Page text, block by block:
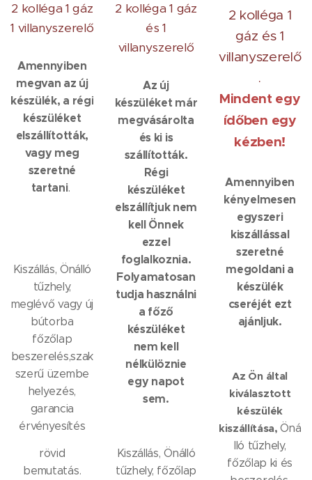
2 kolléga 1 gáz
1 villanyszerelő
Amennyiben
megvan az új
készülék, a régi
készüléket
elszállították,
vagy meg
szeretné
tartani.
Kiszállás, Önálló
tűzhely,
meglévő vagy új
bútorba
főzőlap
beszerelés,szak
szerű üzembe
helyezés,
garancia
érvényesítés
rövid
bemutatás.
2 kolléga 1 gáz
és 1
villanyszerelő
Az új
készüléket már
megvásárolta
és ki is
szállították.
Régi
készüléket
elszállítjuk nem
kell Önnek
ezzel
foglalkoznia.
Folyamatosan
tudja használni
a főző
készüléket
nem kell
nélkülöznie
egy napot
sem.
Kiszállás, Önálló
tűzhely, főzőlap
2 kolléga 1
gáz és 1
villanyszerelő
.
Mindent egy
ídőben egy
kézben!
Amennyiben
kényelmesen
egyszeri
kiszállással
szeretné
megoldani a
készülék
cseréjét ezt
ajánljuk.
Az Ön által
kiválasztott
készülék
kiszállítása,Öná
lló tűzhely,
főzőlap ki és